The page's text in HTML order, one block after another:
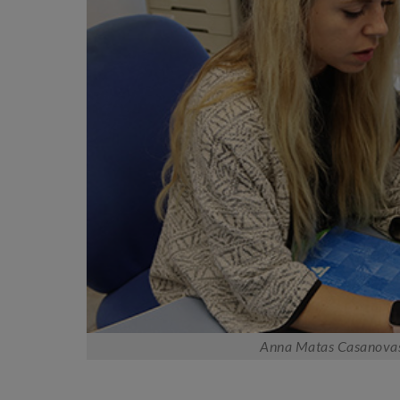
Anna Matas